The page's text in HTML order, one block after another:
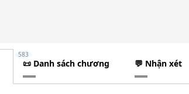
📜 Danh sách chương
583
💬 Nhận xét